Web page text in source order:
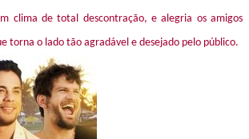
clima de total descontração, e alegria os amigos
torna o lado tão agradável e desejado pelo público.